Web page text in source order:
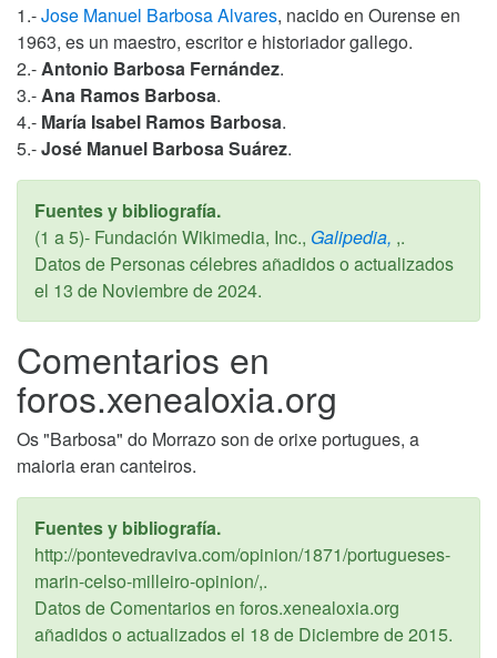
1.-Jose Manuel Barbosa Alvares, nacido en Ourense en
1963, es un maestro, escritor e historiador gallego.
2.- Antonio Barbosa Fernández.
3.- Ana Ramos Barbosa.
4.- María Isabel Ramos Barbosa.
5.-José Manuel Barbosa Suárez.
Fuentes y bibliografía.
(1 a 5)- Fundación Wikimedia, Inc., Galipedia, ,.
Datos de Personas célebres añadidos o actualizados
el 13 de Noviembre de 2024.
Comentarios en
foros.xenealoxia.org
Os "Barbosa" do Morrazo son de orixe portugues, a
maioria eran canteiros.
Fuentes y bibliografía.
http://pontevedraviva.com/opinion/1871/portugueses-
marin-celso-milleiro-opinion/,.
Datos de Comentarios en foros.xenealoxia.org
añadidos o actualizados el 18 de Diciembre de 2015.